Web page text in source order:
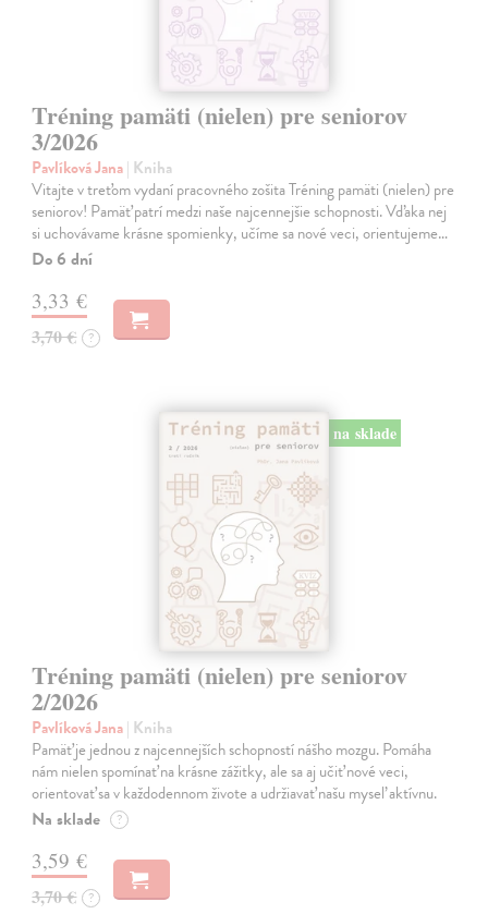
Tréning pamäti (nielen) pre seniorov
3/2026
Pavlíková Jana| Kniha
Vitajte v treťom vydaní pracovného zošita Tréning pamäti (nielen) pre
seniorov! Pamäť patrí medzi naše najcennejšie schopnosti. Vďaka nej
si uchovávame krásne spomienky, učíme sa nové veci, orientujeme…
Do 6 dní
3,33 €
3,70 € ?
na sklade
Tréning pamäti (nielen) pre seniorov
2/2026
Pavlíková Jana| Kniha
Pamäť je jednou z najcennejších schopností nášho mozgu. Pomáha
nám nielen spomínať na krásne zážitky, ale sa aj učiť nové veci,
orientovať sa v každodennom živote a udržiavať našu myseľ aktívnu.
Na sklade ?
3,59 €
3,70 € ?